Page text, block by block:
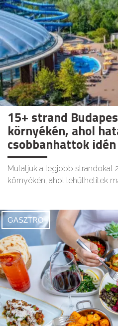
15+ strand
környékén, ahol
csobbanhattok
Mutatjuk a legjobb strandokat
környékén, ahol lehűthetitek
GASZTRO